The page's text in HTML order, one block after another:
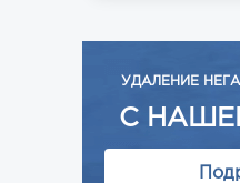
УДАЛЕНИЕ
С